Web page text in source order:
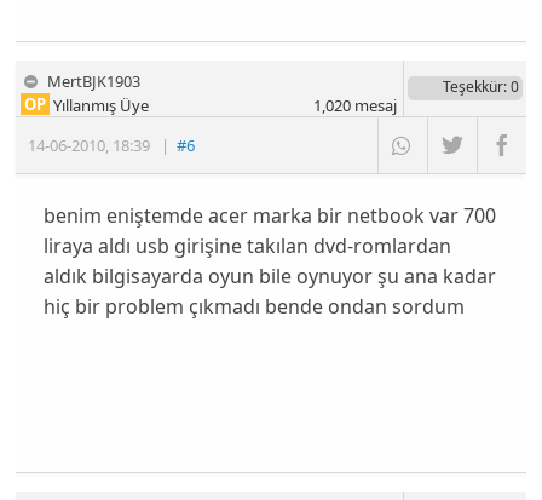
MertBJK1903
14-06-2010 18:39 |#6
OP Yıllanmış Üye
Teşekkür: 0
1,020mesaj
benim eniştemde acer marka bir netbook var 700
liraya aldı usb girişine takılan dvd-romlardan
aldık bilgisayarda oyun bile oynuyor şu ana kadar
hiç bir problem çıkmadı bende ondan sordum